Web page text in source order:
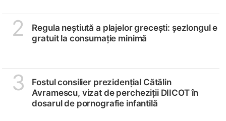
2
Regula neștiută a plajelor grecești: șezlongul e
gratuit la consumație minimă
3
Fostul consilier prezidențial Cătălin
Avramescu, vizat de percheziții DIICOT în
dosarul de pornografie infantilă